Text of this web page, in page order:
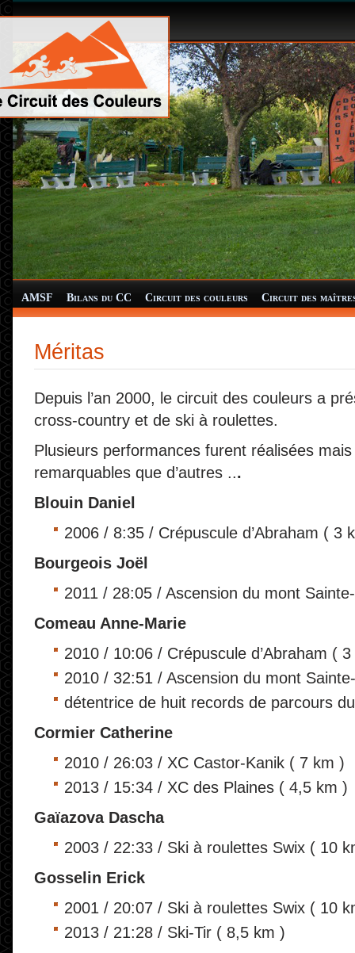
AMSF Bilans du CC Circuit des couleurs Circuit des
Méritas
Depuis l’an 2000, le circuit des couleurs a
cross-country et de ski à roulettes.
Plusieurs performances furent réalisées
remarquables que d’autres ...
Blouin Daniel
2006 / 8:35 / Crépuscule d’Abraham ( 3
Bourgeois Joël
2011 / 28:05 / Ascension du mont
Comeau Anne-Marie
2010 / 10:06 / Crépuscule d’Abraham (
2010 / 32:51 / Ascension du mont
détentrice de huit records de parcours
Cormier Catherine
2010 / 26:03 / XC Castor-Kanik ( 7 km )
2013 / 15:34 / XC des Plaines ( 4,5 km )
Gaïazova Dascha
2003 / 22:33 / Ski à roulettes Swix ( 10
Gosselin Erick
2001 / 20:07 / Ski à roulettes Swix ( 10
2013 / 21:28 / Ski-Tir ( 8,5 km )